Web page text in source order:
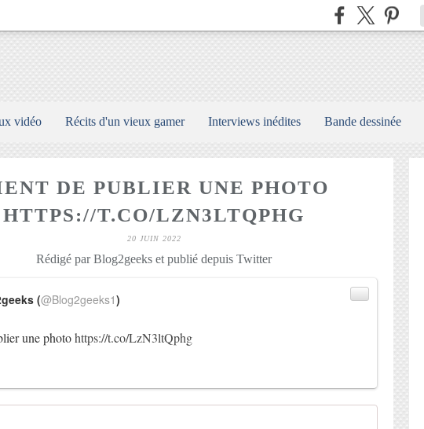
vidéo Récits d'un vieux gamer Interviews inédites Bande dessinée
DE PUBLIER UNE PHOTO
HTTPS://T.CO/LZN3LTQPHG
20 JUIN 2022
Rédigé par Blog2geeks et publié depuis Twitter
une photohttps://t.co/LzN3ltQphg
(@Blog2geeks1)